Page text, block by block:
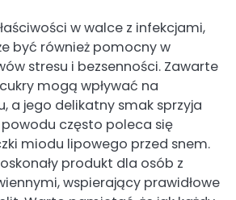
w walce z infekcjami,
być również pomocny w
stresu i bezsenności. Zawarte
mogą wpływać na
a jego delikatny smak sprzyja
często poleca się
miodu lipowego przed snem.
produkt dla osób z
wspierający prawidłowe